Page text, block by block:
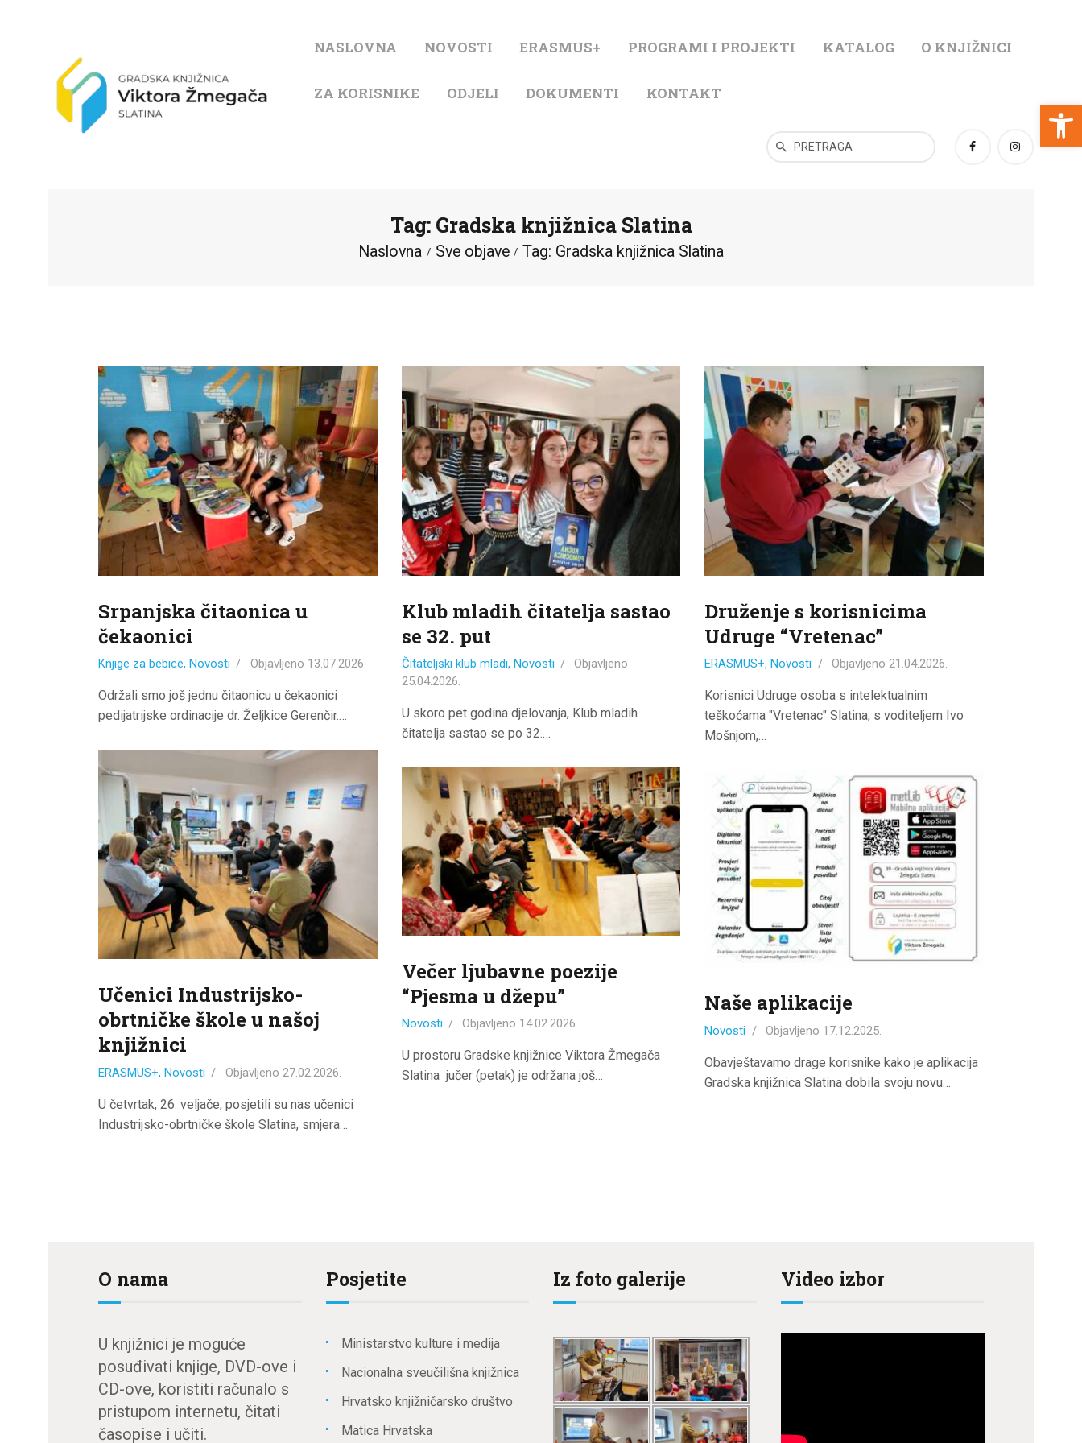
Open toolbar
NASLOVNA NOVOSTI ERASMUS+ PROGRAMI I PROJEKTI KATALOG O KNJIŽNICI
ZA KORISNIKE ODJELI DOKUMENTI KONTAKT
Tag: Gradska knjižnica Slatina
Naslovna Sve objave Tag: Gradska knjižnica Slatina
KATALOG
ODJELI
DOKUMENTI
KONTAKT
Srpanjska čitaonica u
čekaonici
Knjige za bebice, Novosti Objavljeno 13.07.2026.
Održali smo još jednu čitaonicu u čekaonici
pedijatrijske ordinacije dr. Željkice Gerenčir.…
Klub mladih čitatelja sastao
se 32. put
Čitateljski klub mladi, Novosti
Objavljeno
25.04.2026.
U skoro pet godina djelovanja, Klub mladih
čitatelja sastao se po 32.…
Druženje s korisnicima
Udruge “Vretenac”
ERASMUS+,Novosti Objavljeno21.04.2026.
Korisnici Udruge osoba s intelektualnim
teškoćama "Vretenac" Slatina, s voditeljem Ivo
Mošnjom,…
Učenici Industrijsko-
obrtničke škole u našoj
knjižnici
ERASMUS+, Novosti Objavljeno 27.02.2026.
U četvrtak, 26. veljače, posjetili su nas učenici
Industrijsko-obrtničke škole Slatina, smjera…
Večer ljubavne poezije
“Pjesma u džepu”
Novosti Objavljeno 14.02.2026.
U prostoru Gradske knjižnice Viktora Žmegača
Slatina jučer (petak) je održana još…
Naše aplikacije
Novosti Objavljeno 17.12.2025.
Obavještavamo drage korisnike kako je aplikacija
Gradska knjižnica Slatina dobila svoju novu…
O nama
U knjižnici je moguće
posuđivati knjige, DVD-ove i
CD-ove, koristiti računalo s
pristupom internetu, čitati
časopise i učiti.
Posjetite
Ministarstvo kulture i medija
Nacionalna sveučilišna knjižnica
Hrvatsko knjižničarsko društvo
Matica Hrvatska
Iz foto galerije Video izbor